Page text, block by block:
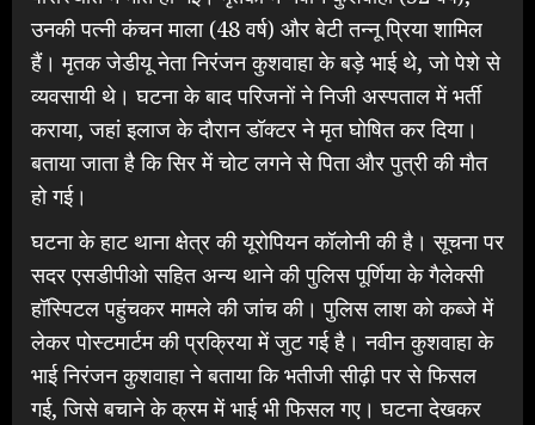
उनकी पत्नी कंचन माला (48 वर्ष) और बेटी तन्नू प्रिया शामिल
हैं। मृतक जेडीयू नेता निरंजन कुशवाहा के बड़े भाई थे, जो पेशे से
व्यवसायी थे। घटना के बाद परिजनों ने निजी अस्पताल में भर्ती
कराया, जहां इलाज के दौरान डॉक्टर ने मृत घोषित कर दिया।
बताया जाता है कि सिर में चोट लगने से पिता और पुत्री की मौत
हो गई।
घटना के हाट थाना क्षेत्र की यूरोपियन कॉलोनी की है। सूचना पर
सदर एसडीपीओ सहित अन्य थाने की पुलिस पूर्णिया के गैलेक्सी
हॉस्पिटल पहुंचकर मामले की जांच की। पुलिस लाश को कब्जे में
लेकर पोस्टमार्टम की प्रक्रिया में जुट गई है। नवीन कुशवाहा के
भाई निरंजन कुशवाहा ने बताया कि भतीजी सीढ़ी पर से फिसल
गई, जिसे बचाने के क्रम में भाई भी फिसल गए। घटना देखकर